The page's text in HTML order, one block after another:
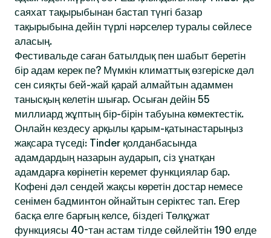
саяхат тақырыбынан бастап түнгі базар
тақырыбына дейін түрлі нәрселер туралы сөйлесе
аласың.
Фестивальде саған батылдық пен шабыт беретін
бір адам керек пе? Мүмкін климаттық өзгеріске дәл
сен сияқты бей-жай қарай алмайтын адаммен
танысқың келетін шығар. Осыған дейін 55
миллиард жұптың бір-бірін табуына көмектестік.
Онлайн кездесу арқылы қарым-қатынастарыңыз
жақсара түседі: Tinder қолданбасында
адамдардың назарын аударып, сіз ұнатқан
адамдарға көрінетін керемет функциялар бар.
Кофені дәл сендей жақсы көретін достар немесе
сенімен бадминтон ойнайтын серіктес тап. Егер
басқа елге барғың келсе, біздегі Төлқұжат
функциясы 40-тан астам тілде сөйлейтін 190 елде